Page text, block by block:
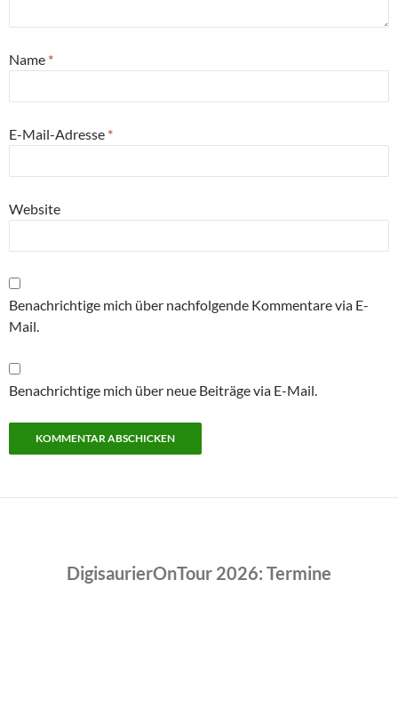
Name *
E-Mail-Adresse *
Website
Benachrichtige mich über nachfolgende Kommentare via E-
Mail.
Benachrichtige mich über neue Beiträge via E-Mail.
DigisaurierOnTour 2026: Termine